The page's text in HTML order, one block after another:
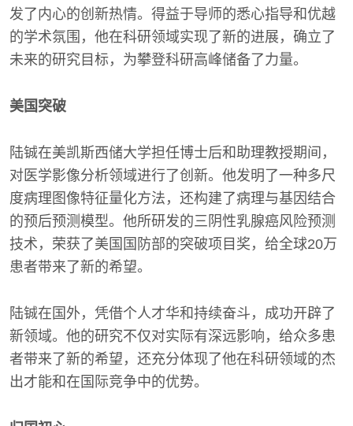
发了内心的创新热情。得益于导师的悉心指导和优越
的学术氛围，他在科研领域实现了新的进展，确立了
未来的研究目标，为攀登科研高峰储备了力量。
美国突破
陆铖在美凯斯西储大学担任博士后和助理教授期间，
对医学影像分析领域进行了创新。他发明了一种多尺
度病理图像特征量化方法，还构建了病理与基因结合
的预后预测模型。他所研发的三阴性乳腺癌风险预测
技术，荣获了美国国防部的突破项目奖，给全球20万
患者带来了新的希望。
陆铖在国外，凭借个人才华和持续奋斗，成功开辟了
新领域。他的研究不仅对实际有深远影响，给众多患
者带来了新的希望，还充分体现了他在科研领域的杰
出才能和在国际竞争中的优势。